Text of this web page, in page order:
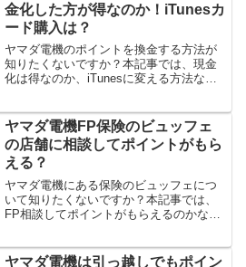
金化した方が得なのか！iTunesカ
ード購入は？
ヤマダ電機のポイントを換金する方法が
知りたくないですか？本記事では、現金
化は得なのか、iTunesに変える方法など
ヤマダ電機FP保険のビュッフェ
の店舗に相談してポイントがもら
える？
ヤマダ電機にある保険のビュッフェにつ
いて知りたくないですか？本記事では、
FP相談してポイントがもらえるのかなど
ヤマダ電機は引っ越しでもポイン